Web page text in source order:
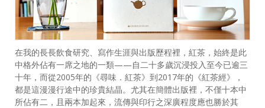
在我的長長飲食研究、寫作生涯與出版歷程裡，紅茶，始終是此
中格外佔有一席之地的一類——自二十多歲沉浸投入至今已逾三
十年，而從2005年的《尋味．紅茶》到2017年的《紅茶經》，
都是這漫漫行途中的珍貴結晶。尤其在簡體出版裡，不僅十本中
所佔有二，且兩本加起來，流傳與印行之深廣程度應也勝於其